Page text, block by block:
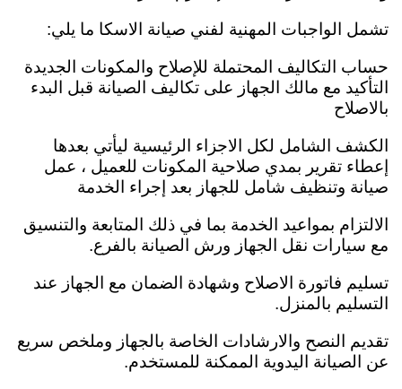
تشمل الواجبات المهنية لفني صيانة الاسكا ما يلي:
حساب التكاليف المحتملة للإصلاح والمكونات الجديدة
التأكيد مع مالك الجهاز على تكاليف الصيانة قبل البدء
بالاصلاح
الكشف الشامل لكل الاجزاء الرئيسية ليأتي بعدها
إعطاء تقرير بمدي صلاحية المكونات للعميل ، عمل
صيانة وتنظيف شامل للجهاز بعد إجراء الخدمة
الالتزام بمواعيد الخدمة بما في ذلك المتابعة والتنسيق
مع سيارات نقل الجهاز ورش الصيانة بالفرع.
تسليم فاتورة الاصلاح وشهادة الضمان مع الجهاز عند
التسليم بالمنزل.
تقديم النصح والارشادات الخاصة بالجهاز وملخص سريع
عن الصيانة اليدوية الممكنة للمستخدم.